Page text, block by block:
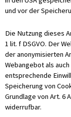
und vor der
Die Nutzung dieses
1 lit. f DSGVO. Der
der anonymisierten
Webangebot als
entsprechende
Speicherung von
Grundlage von Art. 6
widerrufbar.